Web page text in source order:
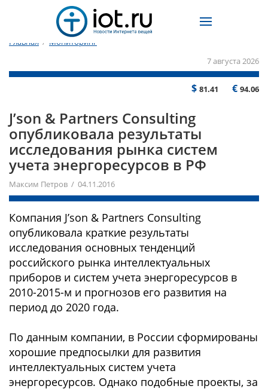
Главная / Мониторинг
7 августа 2026
$ 81.41 € 94.06
J’son & Partners Consulting
опубликовала результаты
исследования рынка систем
учета энергоресурсов в РФ
Максим Петров / 04.11.2016
Компания J’son & Partners Consulting
опубликовала краткие результаты
исследования основных тенденций
российского рынка интеллектуальных
приборов и систем учета энергоресурсов в
2010-2015-м и прогнозов его развития на
период до 2020 года.
По данным компании, в России сформированы
хорошие предпосылки для развития
интеллектуальных систем учета
энергоресурсов. Однако подобные проекты, за